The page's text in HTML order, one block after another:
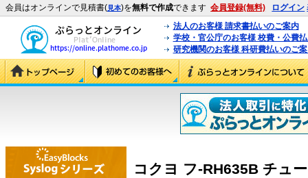
会員はオンラインで見積書(見本)を無料で作成できます 会員登録(無料) ログイン
法人のお客様 請求書払いのご案内
学校・官公庁のお客様 校費・公費
研究機関のお客様 科研費払いのご
コクヨ フ-RH635B チュ